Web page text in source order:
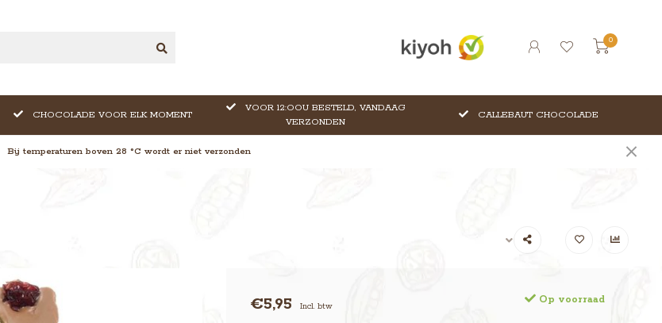
0
CHOCOLADE VOOR ELK MOMENT
VOOR 12:OOU BESTELD, VANDAAG
VERZONDEN
CALLEBAUT CHOCOLADE
Bij temperaturen boven 28 °C wordt er niet verzonden
€5,95 Incl. btw
Op voorraad